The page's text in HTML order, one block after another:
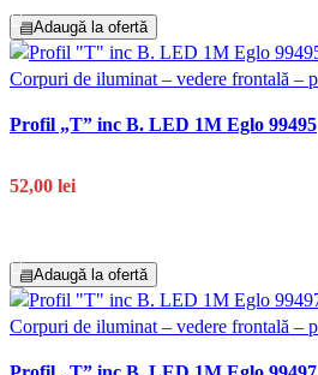
▤Adaugă la ofertă
Profil „T” inc B. LED 1M Eglo 99495
52,00 lei
▤Adaugă la ofertă